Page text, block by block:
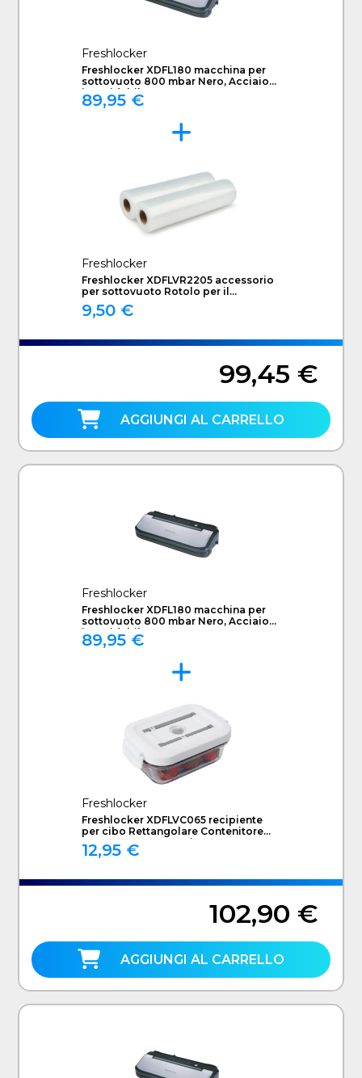
Freshlocker
Freshlocker XDFL180 macchina per
sottovuoto 800 mbar Nero, Acciaio
inossidabile
89,95 €
Freshlocker
Freshlocker XDFLVR2205 accessorio
per sottovuoto Rotolo per il
sottovuoto
9,50 €
99,45 €
AGGIUNGI AL CARRELLO
Freshlocker
Freshlocker XDFL180 macchina per
sottovuoto 800 mbar Nero, Acciaio
inossidabile
89,95 €
Freshlocker
Freshlocker XDFLVC065 recipiente
per cibo Rettangolare Contenitore
0,65 L Trasparente, Bianco 1 pz
12,95 €
102,90 €
AGGIUNGI AL CARRELLO